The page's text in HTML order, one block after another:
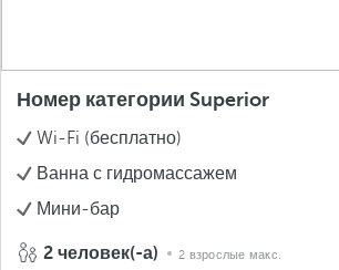
Номер категории Superior
Wi-Fi (бесплатно)
Ванна с гидромассажем
Мини-бар
2 человек(-а) 2 взрослые макс.